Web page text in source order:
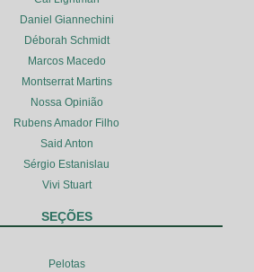
Daniel Giannechini
Déborah Schmidt
Marcos Macedo
Montserrat Martins
Nossa Opinião
Rubens Amador Filho
Said Anton
Sérgio Estanislau
Vivi Stuart
SEÇÕES
Pelotas